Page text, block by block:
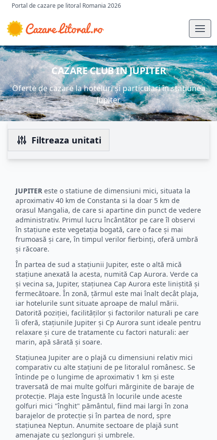
Portal de cazare pe litoral Romania 2026
CAZARE CLUB IN JUPITER
Oferte de cazare la hoteluri și particulari în stațiunea
Jupiter
Filtreaza unitati
JUPITER este o statiune de dimensiuni mici, situata la
aproximativ 40 km de Constanta si la doar 5 km de
orasul Mangalia, de care si apartine din punct de vedere
administrativ. Primul lucru încântător pe care îl observi
în stațiune este vegetația bogată, care o face și mai
frumoasă și care, în timpul verilor fierbinți, oferă umbră
și răcoare.
În partea de sud a stațiunii Jupiter, este o altă mică
stațiune anexată la acesta, numită Cap Aurora. Verde ca
și vecina sa, Jupiter, stațiunea Cap Aurora este liniștită și
fermecătoare. În zonă, țărmul este mai înalt decât plaja,
iar hotelurile sunt situate aproape de malul mării.
Datorită poziției, facilităților și factorilor naturali pe care
îi oferă, stațiunile Jupiter și Cp Aurora sunt ideale pentru
relaxare și cure de tratamente cu factori naturali: aer
marin, apă sărată și soare.
Stațiunea Jupiter are o plajă cu dimensiuni relativ mici
comparativ cu alte stațiuni de pe litoralul românesc. Se
întinde pe o lungime de aproximativ 1 km și este
traversată de mai multe golfuri mărginite de baraje de
protecție. Plaja este îngustă în locurile unde aceste
golfuri mici "înghit" pământul, fiind mai largi în zona
barajelor de protecție și în partea de nord, spre
stațiunea Neptun. Anumite sectoare de plajă sunt
amenajate cu șezlonguri și umbrele.